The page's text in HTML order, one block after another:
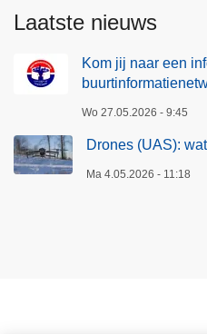
Laatste nieuws
Kom jij naar een
Wo 27.05.2026 - 9:45
Drones (UAS):
Ma 4.05.2026 - 11:18